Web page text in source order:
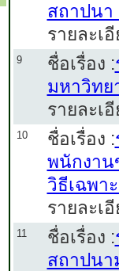
สถาปนา
รายละเ
9 ชื่อเรื่อง :
มหาวิทย
รายละเ
10 ชื่อเรื่อง :
พนักงาน
วิธีเฉพา
รายละเ
11 ชื่อเรื่อง :
สถาปนา